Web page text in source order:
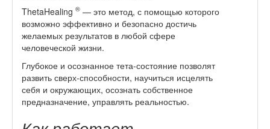
ThetaHealing ® — это метод, с помощью которого
возможно эффективно и безопасно достичь
желаемых результатов в любой сфере
человеческой жизни.
Глубокое и осознанное тета-состояние позволят
развить сверх-способности, научиться исцелять
себя и окружающих, осознать собственное
предназначение, управлять реальностью.